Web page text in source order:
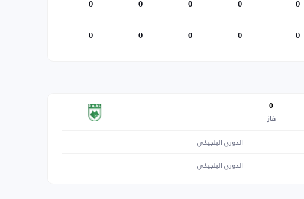
0
0
0
0
0
0
0
0
0
0
0
فاز
الدوري البلجيكي
الدوري البلجيكي